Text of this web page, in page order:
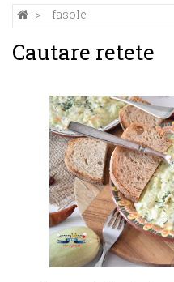
fasole
Cautare retete